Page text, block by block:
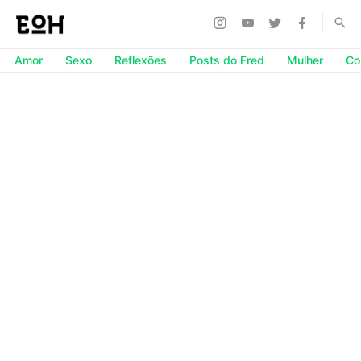
Amor Sexo Reflexões Posts do Fred Mulher